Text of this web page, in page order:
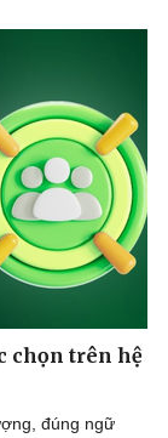
chọn trên hệ
đúng ngữ